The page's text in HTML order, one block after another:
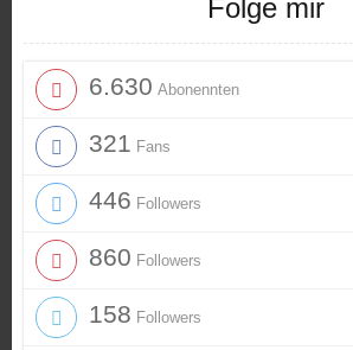
Folge mir
6.630 Abonennten
321 Fans
446 Followers
860 Followers
158 Followers